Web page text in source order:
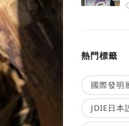
熱門標籤
國際發明
JDIE日本